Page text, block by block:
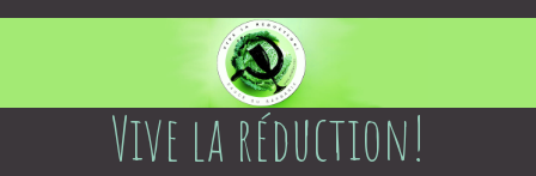
Vive la réduction!